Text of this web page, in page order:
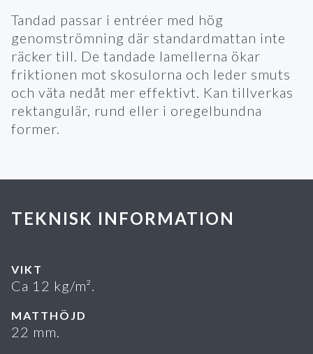
Tandad passar i entréer med hög
genomströmning där standardmattan inte
räcker till. De tandade lamellerna ökar
friktionen mot skosulorna och leder smuts
och väta nedåt mer effektivt. Kan tillverkas
rektangulär, rund eller i oregelbundna
former.
TEKNISK INFORMATION
VIKT
Ca 12 kg/m².
MATTHÖJD
22 mm.